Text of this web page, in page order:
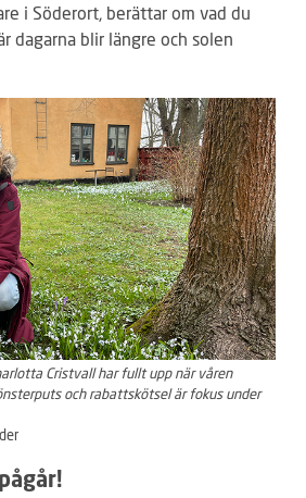
i Söderort, berättar om vad du
dagarna blir längre och solen
Cristvall har fullt upp när våren
och rabattskötsel är fokus under